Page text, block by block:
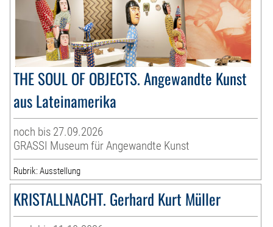
THE SOUL OF OBJECTS. Angewandte Kunst
aus Lateinamerika
noch bis 27.09.2026
GRASSI Museum für Angewandte Kunst
Rubrik: Ausstellung
KRISTALLNACHT. Gerhard Kurt Müller